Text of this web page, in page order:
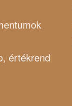
értékrend